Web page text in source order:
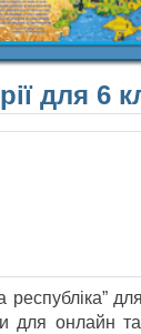
для 6
для онлайн